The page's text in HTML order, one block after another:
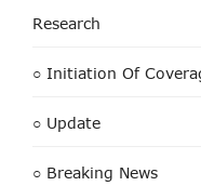
Research
○ Initiation Of
○ Update
○ Breaking News